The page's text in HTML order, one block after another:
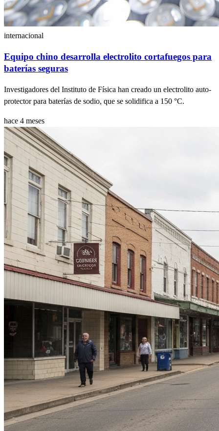
internacional
Equipo chino desarrolla electrolito cortafuegos para
baterías seguras
Investigadores del Instituto de Física han creado un electrolito auto-
protector para baterías de sodio, que se solidifica a 150 °C.
hace 4 meses